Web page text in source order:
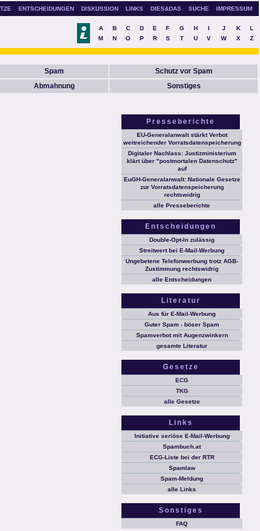
ENTSCHEIDUNGEN DISKUSSION LINKS DIES&DAS SUCHE IMPRESSUM
A B C D E F G H I J K
L
M
N O P R S T U V W X Z
Spam
Schutz vor Spam
Abmahnung Sonstiges
Presseberichte
EU-Generalanwalt stärkt Verbot
weitreichender Vorratsdatenspeicherung
Digitaler Nachlass: Justizministerium
klärt über "postmortalen Datenschutz"
auf
EuGH-Generalanwalt: Nationale Gesetze
zur Vorratsdatenspeicherung
rechtswidrig
alle Presseberichte
Entscheidungen
Double-Opt-In zulässig
Streitwert bei E-Mail-Werbung
Ungebetene Telefonwerbung trotz AGB-
Zustimmung rechtswidrig
alle Entscheidungen
Literatur
Aus für E-Mail-Werbung
Guter Spam - böser Spam
Spamverbot mit Augenzwinkern
gesamte Literatur
Gesetze
ECG
TKG
alle Gesetze
Links
Initiative seriöse E-Mail-Werbung
Spambuch.at
ECG-Liste bei der RTR
Spamlaw
Spam-Meldung
alle Links
Sonstiges
FAQ